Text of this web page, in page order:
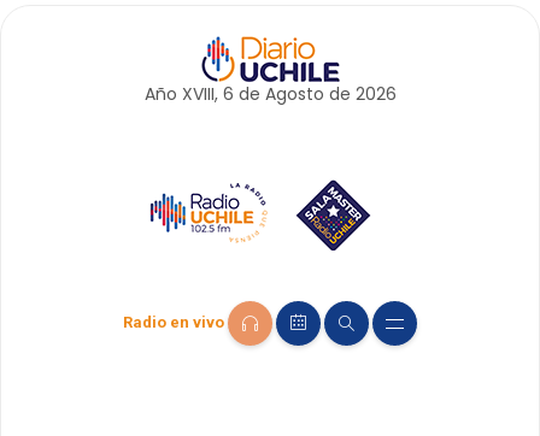
Año XVIII, 6 de Agosto de 2026
Radio en vivo